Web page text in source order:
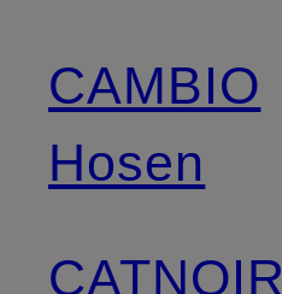
CAMBIO
Hosen
CATNOIR